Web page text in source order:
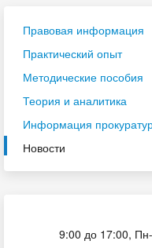
Правовая информация
Практический опыт
Методические пособия
Теория и аналитика
Информация
Новости
9:00 до 17:00,